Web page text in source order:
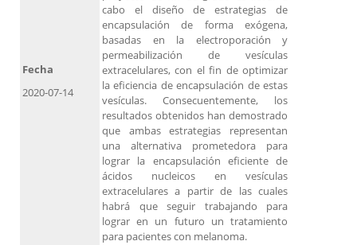
cabo el diseño de estrategias de
encapsulación de forma exógena,
basadas en la electroporación y
permeabilización de vesículas
extracelulares, con el fin de optimizar
la eficiencia de encapsulación de estas
vesículas. Consecuentemente, los
resultados obtenidos han demostrado
que ambas estrategias representan
una alternativa prometedora para
lograr la encapsulación eficiente de
ácidos nucleicos en vesículas
extracelulares a partir de las cuales
habrá que seguir trabajando para
lograr en un futuro un tratamiento
para pacientes con melanoma.
Fecha
2020-07-14